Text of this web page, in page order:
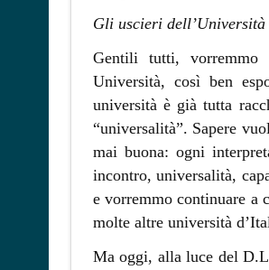
Gli uscieri
Gentili tutti, vorremmo
Università, così ben
università è già tutta
“universalità”. Sapere
mai buona: ogni
incontro, universalità,
e vorremmo continuare a
molte altre università
Ma oggi, alla luce del